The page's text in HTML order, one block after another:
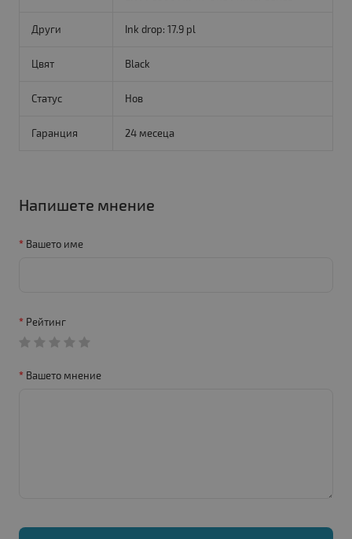
Други Ink drop: 17.9 pl
Цвят Black
Статус Нов
Гаранция 24 месеца
Напишете мнение
Вашето име
Рейтинг
Вашето мнение